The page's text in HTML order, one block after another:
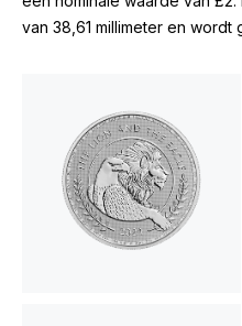
van 38,61 millimeter en